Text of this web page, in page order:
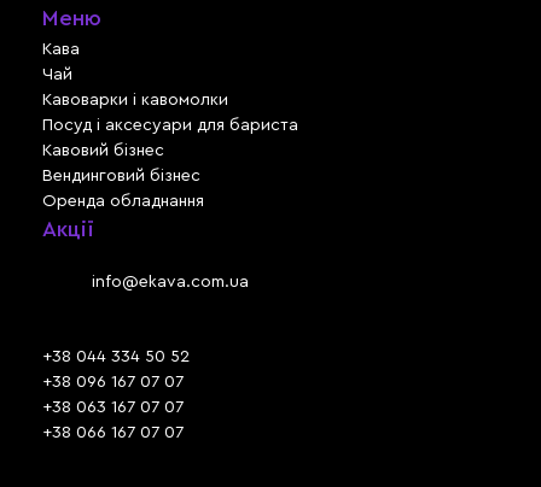
Меню
Кава
Чай
Кавоварки і кавомолки
Посуд і аксесуари для бариста
Кавовий бізнес
Вендинговий бізнес
Оренда обладнання
Акції
info@ekava.com.ua
+38 044 334 50 52
+38 096 167 07 07
+38 063 167 07 07
+38 066 167 07 07